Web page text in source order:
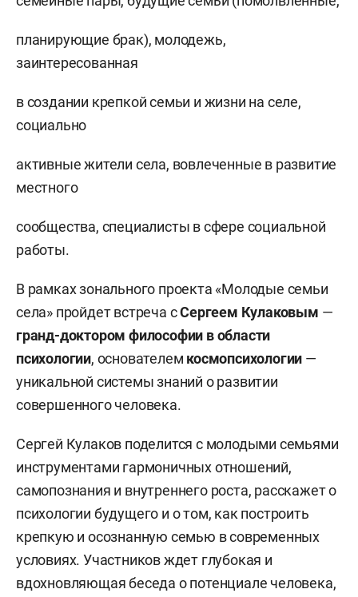
планирующие брак), молодежь,
заинтересованная
в создании крепкой семьи и жизни на селе,
социально
активные жители села, вовлеченные в развитие
местного
сообщества, специалисты в сфере социальной
работы.
В рамках зонального проекта «Молодые семьи
села» пройдет встреча сСергеем Кулаковым —
гранд-доктором философии в области
психологии, основателем космопсихологии —
уникальной системы знаний о развитии
совершенного человека.
Сергей Кулаков поделится с молодыми семьями
инструментами гармоничных отношений,
самопознания и внутреннего роста, расскажет о
психологии будущего и о том, как построить
крепкую и осознанную семью в современных
условиях. Участников ждет глубокая и
вдохновляющая беседа о потенциале человека,